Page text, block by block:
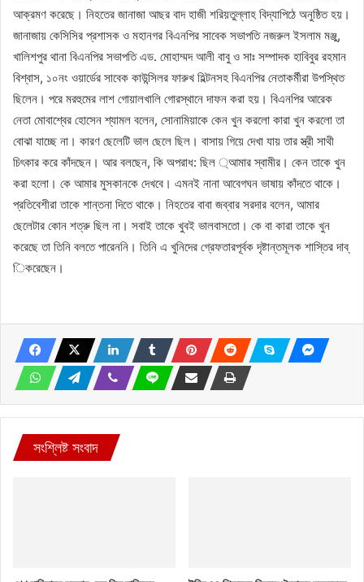
আক্রমণ করেছে। নিহতের জানাজা আছর বাদ হাজী শরিয়তুল্লাহ বিদ্যাপিঠে অনুষ্ঠিত হয়।
জানাজায় কেসিসির প্রশাসক ও মহানগর বিএনপির সাবেক সভাপতি নজরুল ইসলাম মঞ্জু,
খালিশপুর থানা বিএনপির সভাপতি এড. মোহাম্মদ আলী বাবু ও সাঃ সম্পাদক হাবিবুর রহমান
বিশ্বাস, ১০নং ওয়ার্ডের সাবেক কাউন্সিলর ফারুখ হিল্টনসহ বিএনপির নেতাকর্মীরা উপস্থিত
ছিলেন। পরে মরহুমের লাশ গোয়ালখালি গোরস্থানে দাফন করা হয়। বিএনপির আরেক
নেতা মোবাশ্বের হোসেন শ্যামল বলেন, সোনামিয়াকে কেন খুন করলো কারা খুন করলো তা
বোঝা যাচ্ছে না। কারণ ছেলেটি ভাল ছেলে ছিল। বাসায় গিয়ে দেখা যায় তার স্ত্রী সাথী
চিৎকার করে কাঁদছেন। আর বলছেন, কি অপরাধ: ছিল ্আমার স্বামীর। কেন তাকে খুন
করা হলো। কে আমার মুসকানকে দেখবে। এমনই নানা আবেগঘন ভাষায় কাঁদতে থাকে।
প্রতিবেশীরা তাকে শান্তনা দিতে থাকে। নিহতের বাবা জব্বার সরদার বলেন, আমার
ছেলেটার কোন শত্রু ছিল না। সবাই তাকে খুবই ভালবাসতো। কে বা কারা তাকে খুন
করেছে তা তিনি বলতে পারেননি। তিনি এ খুনিদের গ্রেফতারপূর্বক দৃষ্টান্তমূলক শাস্তির দাব্
িকরেছেন।
সংশ্লিষ্ট সংবাদ